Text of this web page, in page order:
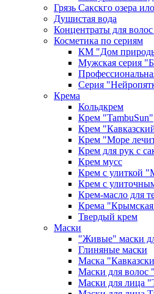
Грязь Сакскго озера
Душистая вода
Концентраты для
Косметика по сериям
КМ "Дом
Мужская серия
Серия
Крема
Кольдкрем
Крем "TambuSun"
Крем
Крем "Море
Крем для рук с
Крем мусс
Крем с улиткой
Крем с
Крем-масло для
Крема "Крымская
Твердый крем
Маски
"Живые" маски
Глиняные маски
Маска
Маски для волос
Маски для лица